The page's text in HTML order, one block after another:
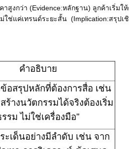
าสูงกว่า (Evidence:หลักฐาน) ลูกค้าเ
ใช่แค่เทรนด์ระยะสั้น (Implication:สรุปเ
คำอธิบาย
อสรุปหลักที่ต้องการสื่อ เช่น
ร้างนวัตกรรมได้จริงต้องเริ่ม
รม ไม่ใช่เครื่องมือ”
ะเด็นอย่างมีลำดับ เช่น จาก